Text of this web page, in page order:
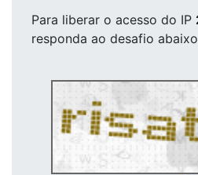
Para liberar o acesso do IP
responda ao desafio